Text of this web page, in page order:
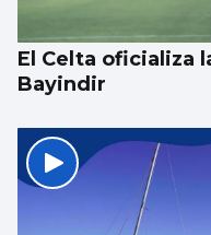
semifinales
El Celta oficializa
Bayindir